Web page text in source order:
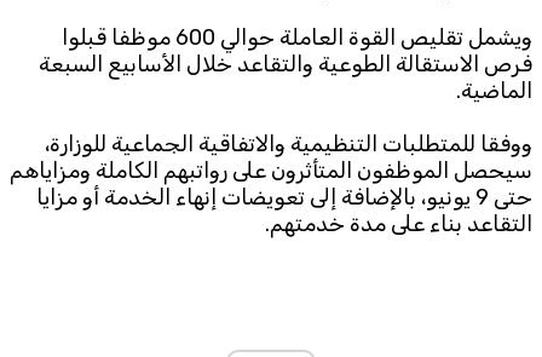
ويشمل تقليص القوة العاملة حوالي 600 موظفا قبلوا
فرص الاستقالة الطوعية والتقاعد خلال الأسابيع السبعة
الماضية.
ووفقا للمتطلبات التنظيمية والاتفاقية الجماعية للوزارة،
سيحصل الموظفون المتأثرون على رواتبهم الكاملة ومزاياهم
حتى 9 يونيو، بالإضافة إلى تعويضات إنهاء الخدمة أو مزايا
التقاعد بناء على مدة خدمتهم.